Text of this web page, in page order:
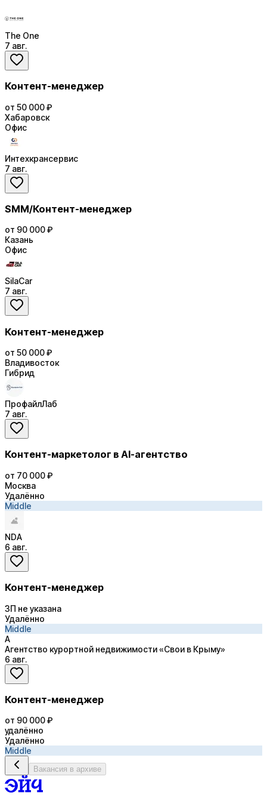
The One
7 авг.
Контент-менеджер
от 50 000 ₽
Хабаровск
Офис
Интехкрансервис
7 авг.
SMM/Контент-менеджер
от 90 000 ₽
Казань
Офис
SilaCar
7 авг.
Контент-менеджер
от 50 000 ₽
Владивосток
Гибрид
ПрофайлЛаб
7 авг.
Контент-маркетолог в AI-агентство
от 70 000 ₽
Москва
Удалённо
Middle
NDA
6 авг.
Контент-менеджер
ЗП не указана
Удалённо
Middle
А
Агентство курортной недвижимости «Свои в Крыму»
6 авг.
Контент-менеджер
от 90 000 ₽
удалённо
Удалённо
Middle
Вакансия в архиве